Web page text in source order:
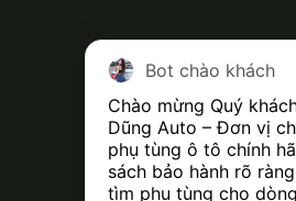
Bot chào khách
Chào mừng Quý
Dũng Auto – Đơn vị
phụ tùng ô tô chính
sách bảo hành rõ
tìm phụ tùng cho